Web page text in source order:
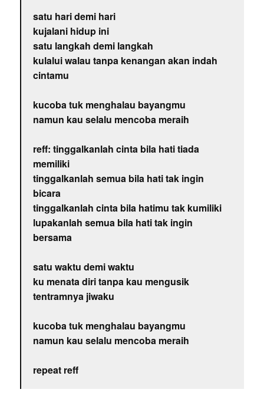
satu hari demi hari
kujalani hidup ini
satu langkah demi langkah
kulalui walau tanpa kenangan akan indah
cintamu
kucoba tuk menghalau bayangmu
namun kau selalu mencoba meraih
reff: tinggalkanlah cinta bila hati tiada
memiliki
tinggalkanlah semua bila hati tak ingin
bicara
tinggalkanlah cinta bila hatimu tak kumiliki
lupakanlah semua bila hati tak ingin
bersama
satu waktu demi waktu
ku menata diri tanpa kau mengusik
tentramnya jiwaku
kucoba tuk menghalau bayangmu
namun kau selalu mencoba meraih
repeat reff